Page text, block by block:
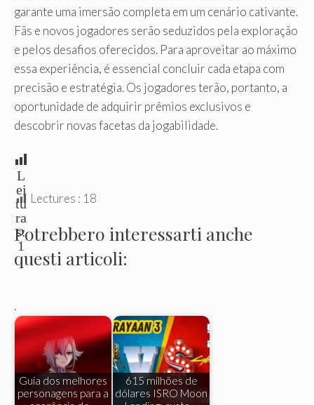
garante uma imersão completa em um cenário cativante.
Fãs e novos jogadores serão seduzidos pela exploração
e pelos desafios oferecidos. Para aproveitar ao máximo
essa experiência, é essencial concluir cada etapa com
precisão e estratégia. Os jogadores terão, portanto, a
oportunidade de adquirir prêmios exclusivos e
descobrir novas facetas da jogabilidade.
L
ei
tu
ra
s:
1
Lectures : 18
Potrebbero interessarti anche
questi articoli:
.
Guia dos melhores
personagens para a
615 milhões de
dólares ISRO Moon